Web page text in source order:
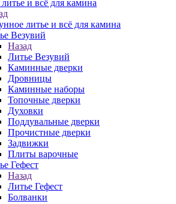
и всё для камина
литье и всё для камина
Везувий
Назад
Литье Везувий
Каминные дверки
Дровницы
Каминные наборы
Топочные дверки
Духовки
Поддувальные дверки
Прочистные дверки
Задвижки
Плиты варочные
Гефест
Назад
Литье Гефест
Болванки